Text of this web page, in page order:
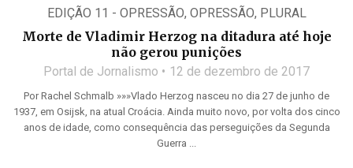
EDIÇÃO 11 - OPRESSÃO, OPRESSÃO, PLURAL
Morte de Vladimir Herzog na ditadura até hoje
não gerou punições
Portal de Jornalismo 12 de dezembro de 2017
Por Rachel Schmalb »»»Vlado Herzog nasceu no dia 27 de junho de
1937, em Osijsk, na atual Croácia. Ainda muito novo, por volta dos cinco
anos de idade, como consequência das perseguições da Segunda
Guerra ...